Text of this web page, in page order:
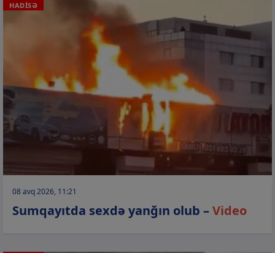
HADİSƏ
08 avq 2026, 11:21
Sumqayıtda sexdə yanğın olub –Video